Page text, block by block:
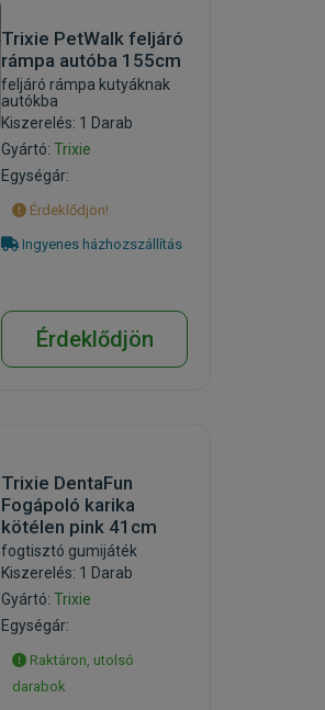
Trixie PetWalk feljáró
rámpa autóba 155cm
feljáró rámpa kutyáknak
autókba
Kiszerelés: 1 Darab
Gyártó:Trixie
Egységár:
Érdeklődjön!
Ingyenes házhozszállítás
Érdeklődjön
Trixie DentaFun
Fogápoló karika
kötélen pink 41cm
fogtisztó gumijáték
Kiszerelés: 1 Darab
Gyártó:Trixie
Egységár:
Raktáron, utolsó
darabok